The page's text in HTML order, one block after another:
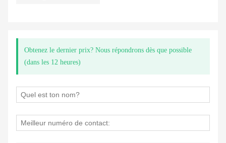
Obtenez le dernier prix? Nous répondrons dès que possible
(dans les 12 heures)